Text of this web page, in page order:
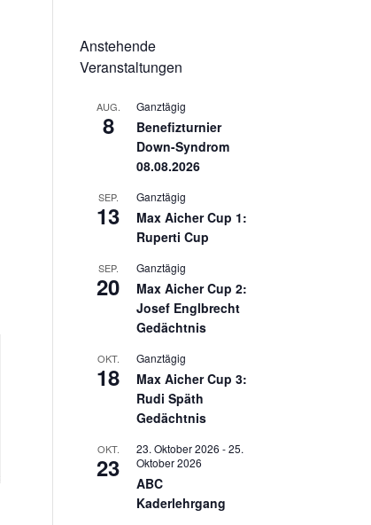
Anstehende
Veranstaltungen
AUG.
8
Ganztägig
Benefizturnier
Down-Syndrom
08.08.2026
SEP.
13
Ganztägig
Max Aicher Cup 1:
Ruperti Cup
SEP.
20
Ganztägig
Max Aicher Cup 2:
Josef Englbrecht
Gedächtnis
OKT.
18
Ganztägig
Max Aicher Cup 3:
Rudi Späth
Gedächtnis
OKT.
23
23. Oktober 2026 -25.
Oktober 2026
ABC
Kaderlehrgang